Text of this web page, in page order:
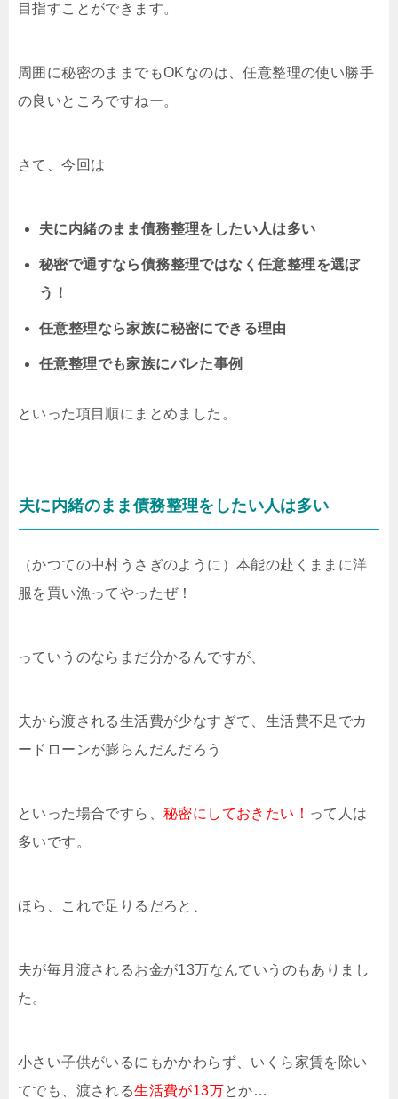
目指すことができます。
周囲に秘密のままでもOKなのは、任意整理の使い勝手
の良いところですねー。
さて、今回は
夫に内緒のまま債務整理をしたい人は多い
秘密で通すなら債務整理ではなく任意整理を選ぼ
う！
任意整理なら家族に秘密にできる理由
任意整理でも家族にバレた事例
といった項目順にまとめました。
夫に内緒のまま債務整理をしたい人は多い
（かつての中村うさぎのように）本能の赴くままに洋
服を買い漁ってやったぜ！
っていうのならまだ分かるんですが、
夫から渡される生活費が少なすぎて、生活費不足でカ
ードローンが膨らんだんだろう
といった場合ですら、 秘密にしておきたい！ って人は
多いです。
ほら、これで足りるだろと、
夫が毎月渡されるお金が13万なんていうのもありまし
た。
小さい子供がいるにもかかわらず、いくら家賃を除い
てでも、渡される生活費が13万とか…